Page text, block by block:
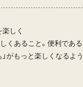
楽しく
くあること。便利である
」がもっと楽しくなるよ